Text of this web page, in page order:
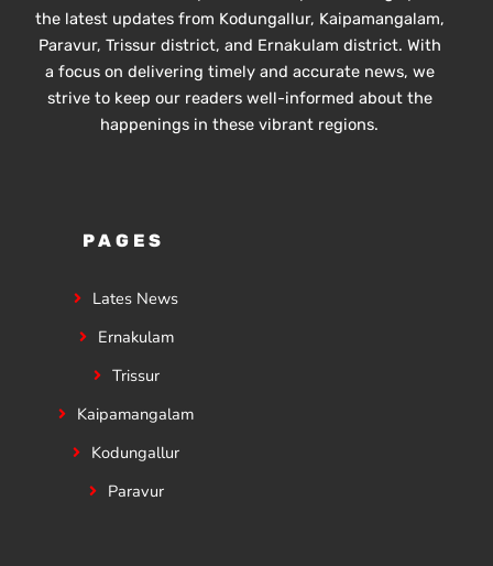
the latest updates from Kodungallur, Kaipamangalam,
Paravur, Trissur district, and Ernakulam district. With
a focus on delivering timely and accurate news, we
strive to keep our readers well-informed about the
happenings in these vibrant regions.
PAGES
Lates News
Ernakulam
Trissur
Kaipamangalam
Kodungallur
Paravur